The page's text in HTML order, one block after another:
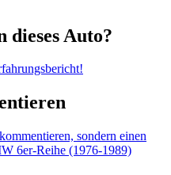
dieses Auto?
sondern einen
6er-Reihe (1976-1989)